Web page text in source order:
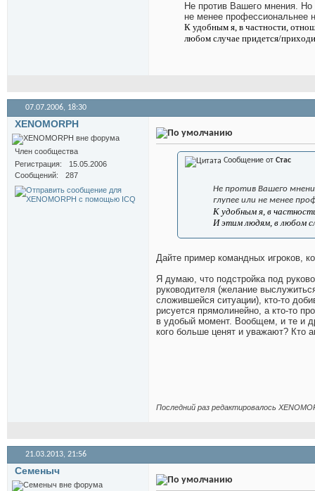
Не против Вашего мнения.
не менее профессиональнее
К удобным я, в частности,
любом случае придется/
07.07.2006, 18:30
XENOMORPH
Член сообщества
Регистрация
15.05.2006
Сообщений
287
Сообщение от Стас
Не против Вашего
глупее или не менее
К удобным я, в
И этим людям, в любом
Дайте пример командных игроков,
Я думаю, что подстройка под
руководителя (желание
сложившейся ситуации), кто-то
рисуется прямолинейно, а кто-то
в удобый момент. Вообщем, и те и
кого больше ценят и уважают? Кто
Последний раз редактировалось
21.03.2013, 21:56
Семеныч